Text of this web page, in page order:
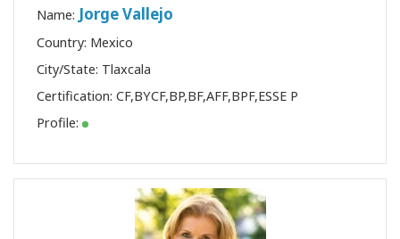
Name: Jorge Vallejo
Country: Mexico
City/State: Tlaxcala
Certification: CF,BYCF,BP,BF,AFF,BPF,ESSE P
Profile: